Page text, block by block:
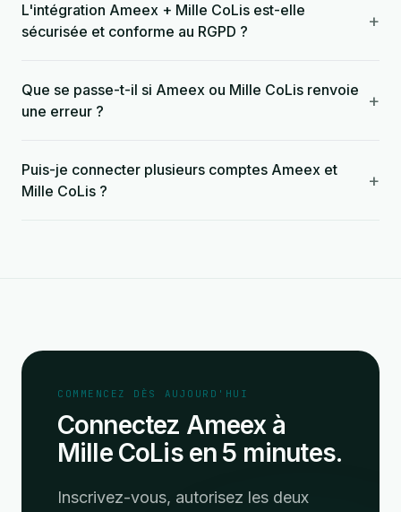
L'intégration Ameex + Mille CoLis est-elle
sécurisée et conforme au RGPD ?
+
Que se passe-t-il si Ameex ou Mille CoLis renvoie
une erreur ?
+
Puis-je connecter plusieurs comptes Ameex et
Mille CoLis ?
+
COMMENCEZ DÈS AUJOURD'HUI
Connectez Ameex à
Mille CoLis en 5 minutes.
Inscrivez-vous, autorisez les deux